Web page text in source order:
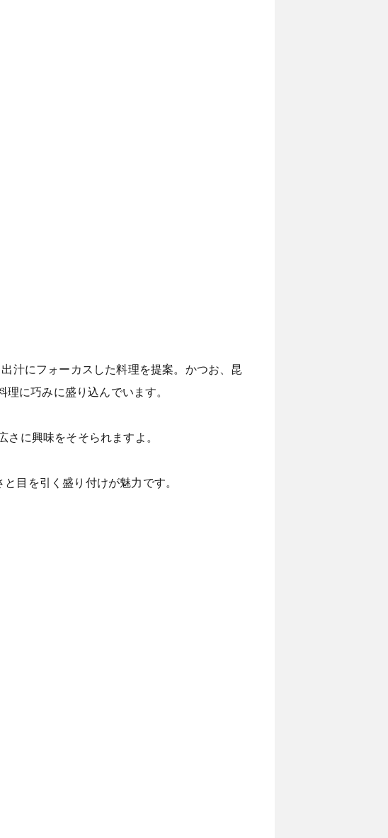
汁にフォーカスした料理を提案。かつお、昆
に巧みに盛り込んでいます。
に興味をそそられますよ。
目を引く盛り付けが魅力です。